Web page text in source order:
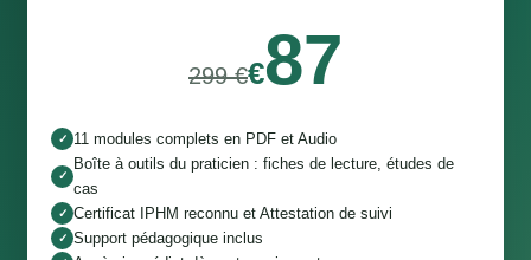
299 €€87
✓ 11 modules complets en PDF et Audio
✓
Boîte à outils du praticien : fiches de lecture, études de
cas
✓ Certificat IPHM reconnu et Attestation de suivi
✓ Support pédagogique inclus